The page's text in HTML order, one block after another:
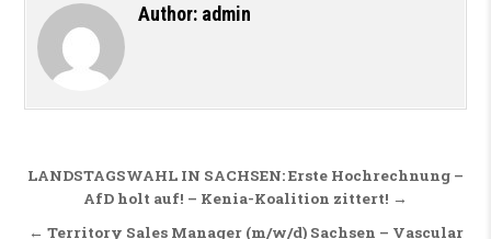
Author: admin
Beitragsnavigation
LANDSTAGSWAHL IN SACHSEN: Erste Hochrechnung –
AfD holt auf! – Kenia-Koalition zittert! →
← Territory Sales Manager (m/w/d) Sachsen – Vascular